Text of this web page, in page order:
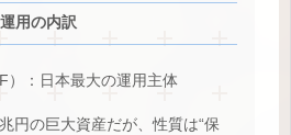
用の内訳
）：日本最大の運用主体
円の巨大資産だが、性質は“保